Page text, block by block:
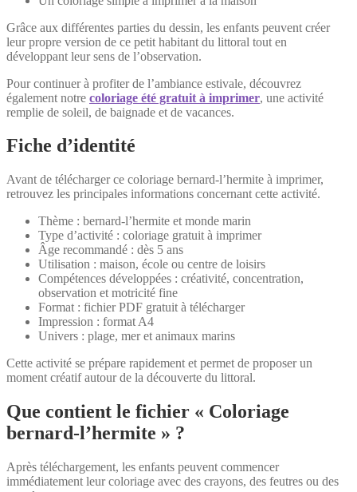
Grâce aux différentes parties du dessin, les enfants peuvent créer
leur propre version de ce petit habitant du littoral tout en
développant leur sens de l’observation.
Pour continuer à profiter de l’ambiance estivale, découvrez
également notre coloriage été gratuit à imprimer, une activité
remplie de soleil, de baignade et de vacances.
Fiche d’identité
Avant de télécharger ce coloriage bernard-l’hermite à imprimer,
retrouvez les principales informations concernant cette activité.
Thème : bernard-l’hermite et monde marin
Type d’activité : coloriage gratuit à imprimer
Âge recommandé : dès 5 ans
Utilisation : maison, école ou centre de loisirs
Compétences développées : créativité, concentration,
observation et motricité fine
Format : fichier PDF gratuit à télécharger
Impression : format A4
Univers : plage, mer et animaux marins
Cette activité se prépare rapidement et permet de proposer un
moment créatif autour de la découverte du littoral.
Que contient le fichier « Coloriage
bernard-l’hermite » ?
Après téléchargement, les enfants peuvent commencer
immédiatement leur coloriage avec des crayons, des feutres ou des